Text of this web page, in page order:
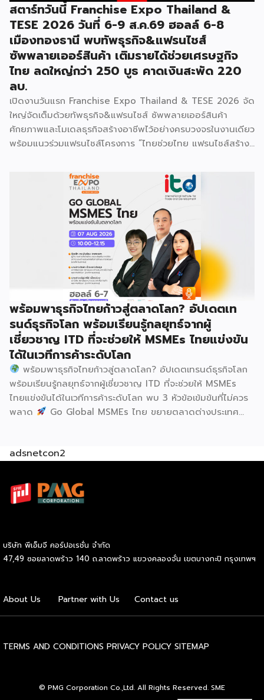
สตาร์ทวันนี้ Franchise Expo Thailand &
TESE 2026 วันที่ 6-9 ส.ค.69 ฮอลล์ 6-8
เมืองทองธานี พบทัพธุรกิจ&แฟรนไชส์
ซัพพลายเออร์สินค้า เติมรายได้ช่วยเศรษฐกิจ
ไทย ลดใหญ่กว่า 250 บูธ คาดเงินสะพัด 220
ลบ.
เปิดงานวันแรก Franchise Expo Thailand & TESE 2026 จัด
ใหญ่จัดเต็มด้วยทัพธุรกิจ&แฟรนไชส์ ซัพพลายเออร์สินค้า
ศักยภาพและโมเดลธุรกิจสร้างอาชีพไว้อย่างครบวงจรในงานเดียว
พร้อมแนวร่วมแฟรนไชส์โครงการ “ไทยช่วยไทย แฟรนไชส์สร้าง
รวมกว่า 250 บูธ บนพื้นที่ 15,000 ตารางเมตร หวังเป็นทาง
เลือกสร้างรายได้เพิ่มและพยุงเศรษฐกิจไทยให้ฟื้นตัว เสิร์ฟครบ
จบในงานด้วยสินเชื่อ และทำเลทองทั่วประเทศ พร้อมเสวนาให้
ความรู้โดยผู้ทรงคุณวุฒิคับคั่ง และกิจกรรมเจรจาจับคู่ธุรกิจทั้งใน
และต่างประเทศ งานจัดต่อเนื่องระหว่างวันที่ 6-9 สิงหาคมนี้ ที่
ฮอลล์ 6-8 อิมแพ็คเมืองทองธานี คาดเม็ดเงินสะพัดในงานราว
220 ล้านบาท นายพูนพงษ์ นัยนาภากรณ์ อธิบดีกรมพัฒนา
ธุรกิจการค้า กระทรวงพาณิชย์ กล่าวว่า งาน ” Franchise Expo
Thailand & Thailand E-Commerce Selection Expo
(TESE 2026) เป็นเวทีแสดงธุรกิจแฟรนไชส์และโซลูชั่นส์แบบครบ
วงจร […]
พร้อมพาธุรกิจไทยก้าวสู่ตลาดโลก? อัปเดตเท
รนด์ธุรกิจโลก พร้อมเรียนรู้กลยุทธ์จากผู้
เชี่ยวชาญ ITD ที่จะช่วยให้ MSMEs ไทยแข่งขัน
ได้ในเวทีการค้าระดับโลก
พร้อมพาธุรกิจไทยก้าวสู่ตลาดโลก? อัปเดตเทรนด์ธุรกิจโลก
พร้อมเรียนรู้กลยุทธ์จากผู้เชี่ยวชาญ ITD ที่จะช่วยให้ MSMEs
ไทยแข่งขันได้ในเวทีการค้าระดับโลก พบ 3 หัวข้อเข้มข้นที่ไม่ควร
พลาด
Go Global MSMEs ไทย ขยายตลาดต่างประเทศ
Commerce เปิดตลาดจีน ติดอาวุธ SMEs ไทย สู่ผู้บริโภค
ธุรกิจ ผู้ประกอบการ และผู้ที่กำลังวางแผนขยายตลาด
สิงหาคม 2569 | 10.00 – 12.15 น.
adsnetcon2
บริษัท พีเอ็มจี คอร์ปอเรชั่น จำกัด
47,49 ซอยลาดพร้าว 140 ถ.ลาดพร้าว แขวงคลองจั่น เขตบางกะปิ กรุงเทพฯ
About Us Partner with Us Contact us
TERMS AND CONDITIONS PRIVACY POLICY SITEMAP
© PMG Corporation Co.,Ltd. All Rights Reserved. SME